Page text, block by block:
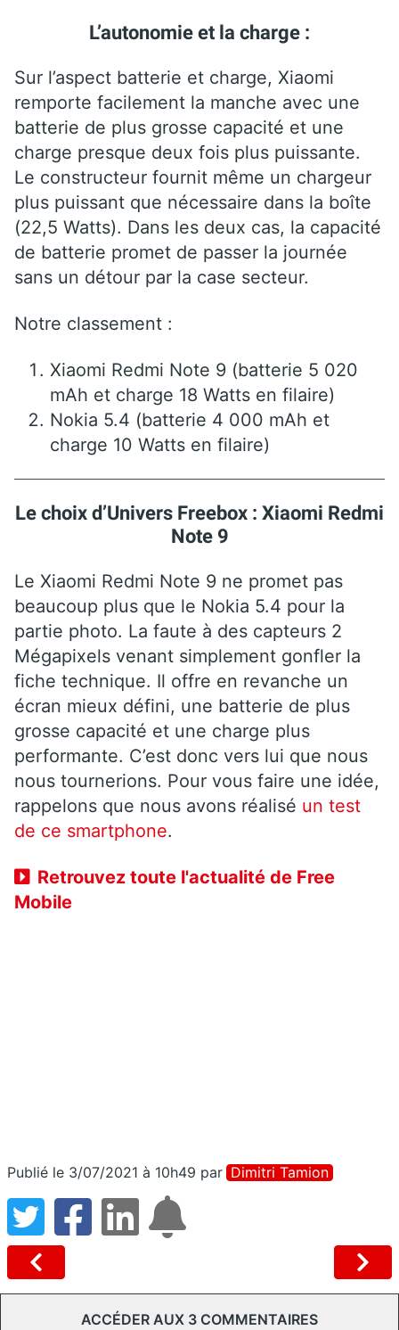
L’autonomie et la charge :
Sur l’aspect batterie et charge, Xiaomi
remporte facilement la manche avec une
batterie de plus grosse capacité et une
charge presque deux fois plus puissante.
Le constructeur fournit même un chargeur
plus puissant que nécessaire dans la boîte
(22,5 Watts). Dans les deux cas, la capacité
de batterie promet de passer la journée
sans un détour par la case secteur.
Notre classement :
Xiaomi Redmi Note 9 (batterie 5 020
mAh et charge 18 Watts en filaire)
Nokia 5.4 (batterie 4 000 mAh et
charge 10 Watts en filaire)
Le choix d’Univers Freebox : Xiaomi Redmi
Note 9
Le Xiaomi Redmi Note 9 ne promet pas
beaucoup plus que le Nokia 5.4 pour la
partie photo. La faute à des capteurs 2
Mégapixels venant simplement gonfler la
fiche technique. Il offre en revanche un
écran mieux défini, une batterie de plus
grosse capacité et une charge plus
performante. C’est donc vers lui que nous
nous tournerions. Pour vous faire une idée,
rappelons que nous avons réalisé un test
de ce smartphone.
Retrouvez toute l'actualité de Free
Mobile
Publié le 3/07/2021 à 10h49 par Dimitri Tamion
ACCÉDER AUX 3 COMMENTAIRES